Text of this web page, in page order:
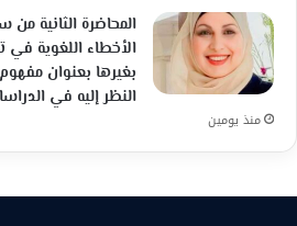
المحاضرة الثانية
الأخطاء اللغوية في
بغيرها بعنوان
النظر إليه في
منذ يومين